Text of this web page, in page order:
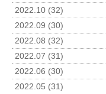
2022.10 (32)
2022.09 (30)
2022.08 (32)
2022.07 (31)
2022.06 (30)
2022.05 (31)